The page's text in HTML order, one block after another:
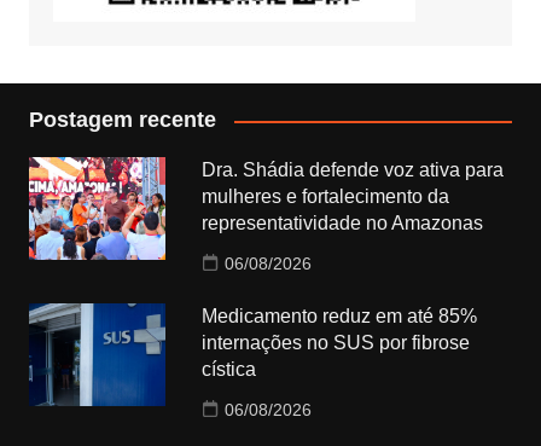
Postagem recente
Dra. Shádia defende voz ativa para
mulheres e fortalecimento da
representatividade no Amazonas
06/08/2026
Medicamento reduz em até 85%
internações no SUS por fibrose
cística
06/08/2026